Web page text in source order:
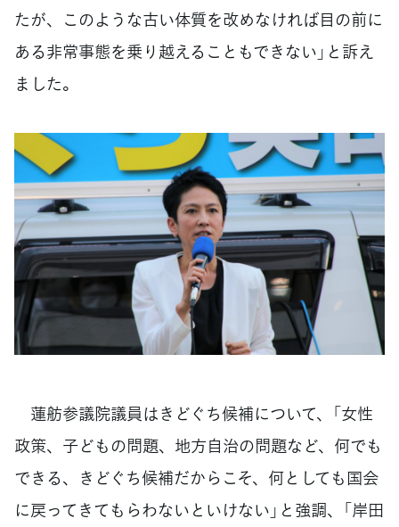
たが、このような古い体質を改めなければ目の前に
ある非常事態を乗り越えることもできない」と訴え
ました。
蓮舫参議院議員はきどぐち候補について、「女性
政策、子どもの問題、地方自治の問題など、何でも
できる、きどぐち候補だからこそ、何としても国会
に戻ってきてもらわないといけない」と強調、「岸田